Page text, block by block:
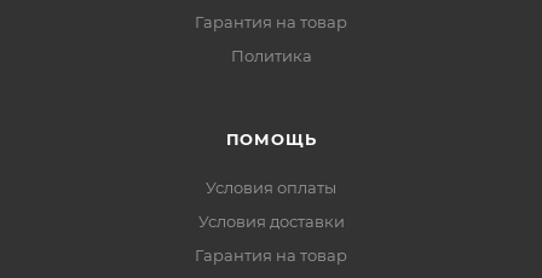
Гарантия на товар
Политика
ПОМОЩЬ
Условия оплаты
Условия доставки
Гарантия на товар